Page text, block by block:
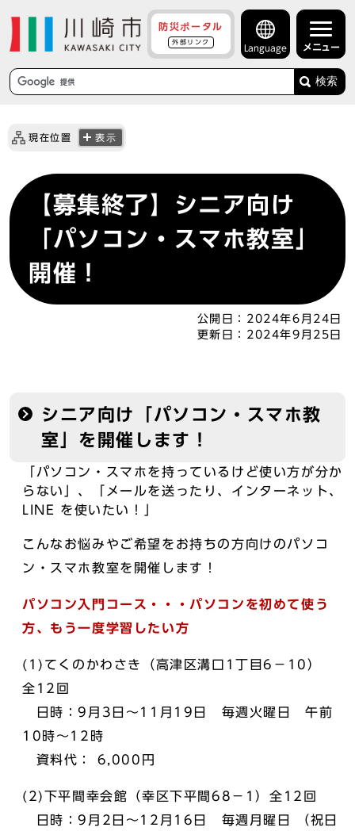
防災ポータル
外部リンク
Language メニュー
検索
現在位置 表示
【募集終了】シニア向け
「パソコン・スマホ教室」
開催！
公開日： 2024年6月24日
更新日： 2024年9月25日
シニア向け「パソコン・スマホ教
室」を開催します！
「パソコン・スマホを持っているけど使い方が分か
らない」、「メールを送ったり、インターネット、
LINE を使いたい！」
こんなお悩みやご希望をお持ちの方向けのパソコ
ン・スマホ教室を開催します！
パソコン入門コース・・・パソコンを初めて使う
方、もう一度学習したい方
(1)てくのかわさき（高津区溝口1丁目6－10）
全12回
日時：9月3日～11月19日 毎週火曜日 午前
10時～12時
資料代： 6,000円
(2)下平間幸会館（幸区下平間68－1）全12回
日時：9月2日～12月16日 毎週月曜日 （祝日